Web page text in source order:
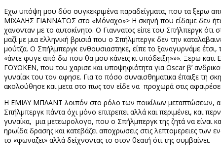
Εχω υπόψη μου δύο συγκεκριμένα παραδείγματα, που τα ξερω
ΜΙΧΑΛΗΣ ΓΙΑΝΝΑΤΟΣ στο «Μόναχο»> Η σκηνή που είδαμε δεν ήταν
χανονταν με το αυτοκίνητο. Ο Γιαννατος είπε του Σπήλπεργκ
μαζί με μια ελληνική βρισιά που ο Σπήλμπεργκ δεν την
μούτζα. Ο Σπήλμπεργκ ενθουσιαστηκε, είπε το ξαναγυρνάμε έτσι,
«άντε φυγε από δω που θα μου κάνεις κι υπόδειξη»»». Ξερω
ΓΟΥΟΚΕΝ, που του χαρισε και υποψηφιότητα για Oscarβ’
γυναίακ του τον αφησε. Για το πόσο συναισθηματικα έπαιξε τη
ακολούθησε και μετα στο πως τον είδε να προχωρά στις
Η ΕΜΙΛΥ ΜΠΛΑΝΤ λοιπόν στο ρόλο των ποικίλων μεταπτώσεων,
Σπήλμπεργκ πάντα όχι μόνο επιτρεπει αλλά και περιμένει, και
γυναίκα, μια μετεωρολογο, που ο Σπήλμπεργκ της ζητά να είναι
ηρωίδα δρασης και κατεβάζει αποχρωσεις στις λεπτομερειες
το «φωναζει» αλλά δείχνοντας το στον θεατή ότι της συμβαίνει.